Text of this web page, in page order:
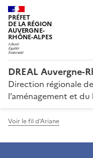
PRÉFET
DE LA RÉGION
AUVERGNE-
RHÔNE-ALPES
DREAL Auvergne-
Direction régionale
l’aménagement et
Voir le fil d'Ariane